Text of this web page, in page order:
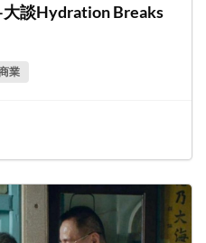
談Hydration Breaks
業